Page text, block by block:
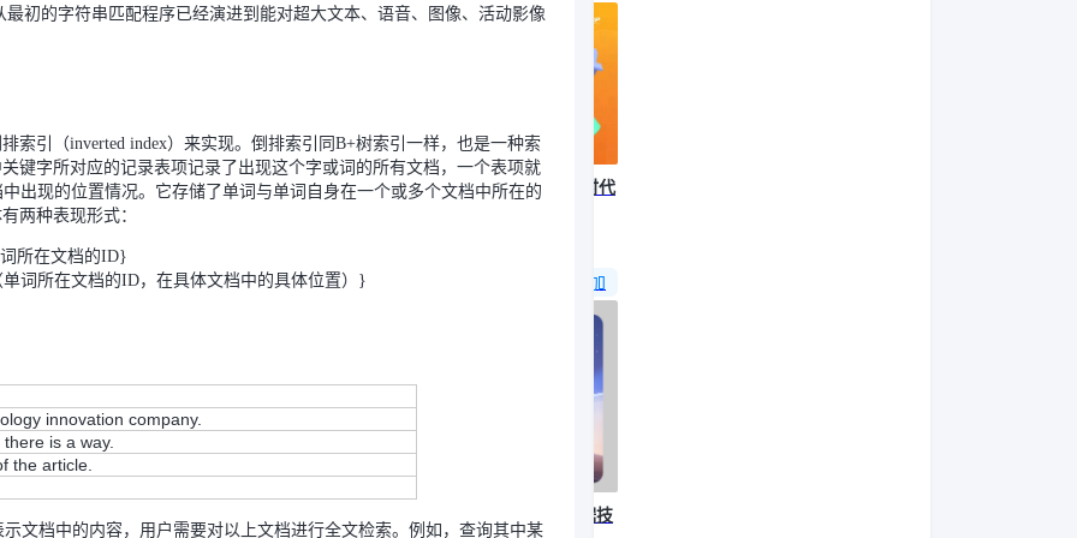
初的字符串匹配程序已经演进到能对超大文本、语音、图像、活动影像
索引（inverted index）来实现。倒排索引同B+树索引一样，也是一种索
键字所对应的记录表项记录了出现这个字或词的所有文档，一个表项就
出现的位置情况。它存储了单词与单词自身在一个或多个文档中所在的
两种表现形式：
所在文档的ID}
词所在文档的ID，在具体文档中的具体位置）}
innovation company.
is a way.
the article.
文档中的内容，用户需要对以上文档进行全文检索。例如，查询其中某
【直播预约】星课堂第七期：数字时代
线上
报名参加
5月30-31日，2024向星力·未来数据技